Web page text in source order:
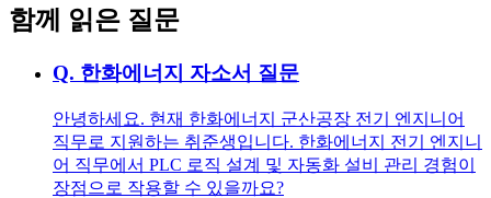
함께 읽은 질문
Q. 한화에너지 자소서 질문
안녕하세요. 현재 한화에너지 군산공장 전기 엔지니어
직무로 지원하는 취준생입니다. 한화에너지 전기 엔지니
어 직무에서 PLC 로직 설계 및 자동화 설비 관리 경험이
장점으로 작용할 수 있을까요?